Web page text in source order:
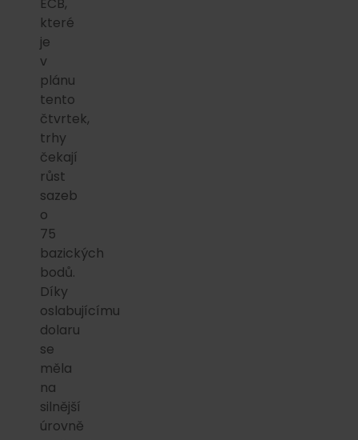
které
je
v
plánu
tento
čtvrtek,
trhy
čekají
růst
sazeb
o
75
bazických
bodů.
Díky
oslabujícímu
dolaru
se
měla
na
silnější
úrovně